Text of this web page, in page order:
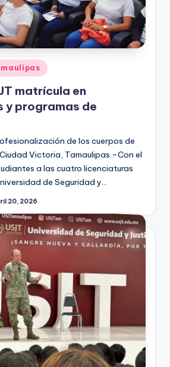
matrícula en
y programas de
de los cuerpos de
Victoria, Tamaulipas.–Con el
a las cuatro licenciaturas
de Seguridad y…
20, 2026